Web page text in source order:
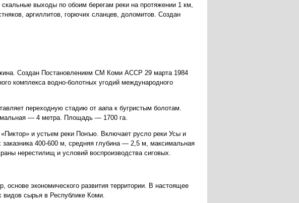
выходы по обоим берегам реки на протяжении 1 км,
аргиллитов, горючих сланцев, доломитов. Создан
Создан Постановлением СМ Коми АССР 29 марта 1984
комплекса водно-болотных угодий международного
переходную стадию от аапа к бугристым болотам.
— 4 метра. Площадь — 1700 га.
и устьем реки Понъю. Включает русло реки Усы и
400-600 м, средняя глубина — 2,5 м, максимальная
нерестилищ и условий воспроизводства сиговых.
экономического развития территории. В настоящее
сырья в Республике Коми.